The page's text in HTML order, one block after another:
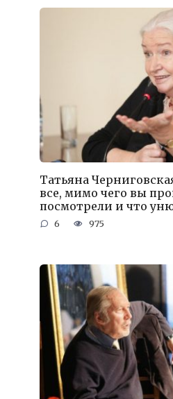
Татьяна
все, мимо чего вы
посмотрели и что
6 975